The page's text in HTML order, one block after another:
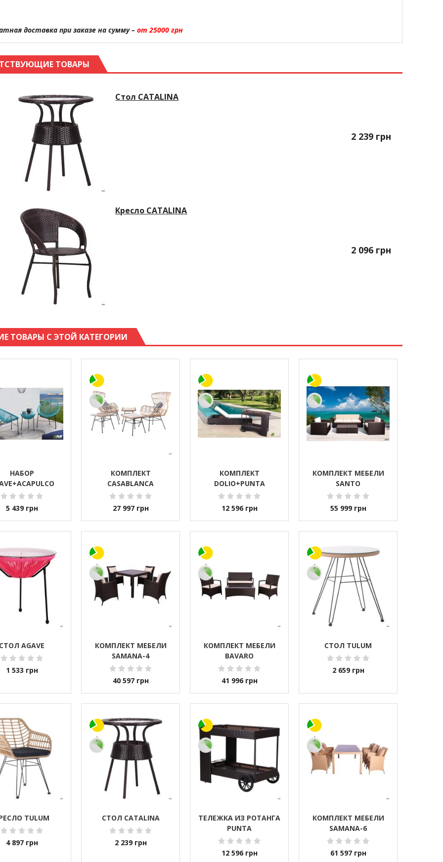
доставка при заказе на сумму – от 25000 грн
ТОВАРЫ
Стол CATALINA
2 239 грн
Кресло CATALINA
2 096 грн
ТОВАРЫ С ЭТОЙ КАТЕГОРИИ
НАБОР
5 439 грн
КОМПЛЕКТ
CASABLANCA
27 997 грн
КОМПЛЕКТ
DOLIO+PUNTA
12 596 грн
КОМПЛЕКТ МЕБЕЛИ
SANTO
55 999 грн
AGAVE
1 533 грн
КОМПЛЕКТ МЕБЕЛИ
SAMANA-4
40 597 грн
КОМПЛЕКТ МЕБЕЛИ
BAVARO
41 996 грн
СТОЛ TULUM
2 659 грн
TULUM
4 897 грн
СТОЛ CATALINA
2 239 грн
ТЕЛЕЖКА ИЗ РОТАНГА
PUNTA
12 596 грн
КОМПЛЕКТ МЕБЕЛИ
SAMANA-6
61 597 грн